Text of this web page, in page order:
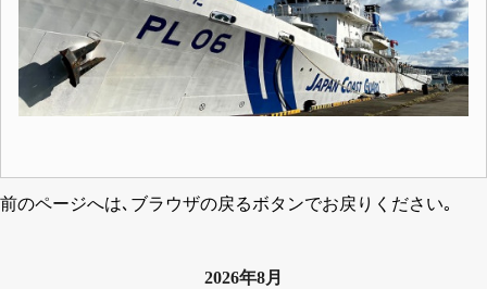
前のページへは､ブラウザの戻るボタンでお戻りください｡
2026年8月